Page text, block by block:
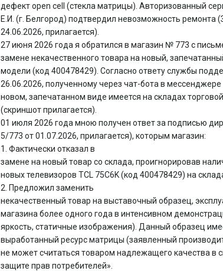
дефект open cell (стекла матрицы). Авторизованный
Е.И. (г. Белгород) подтвердил невозможность ремонта
24.06.2026, прилагается).
27 июня 2026 года я обратился в магазин № 773 с
замене некачественного товара на новый,
модели (код 400478429). Согласно ответу службы
26.06.2026, полученному через чат-бота в
новом, запечатанном виде имеется на складах
(скриншот прилагается).
01 июля 2026 года мною получен ответ за подписью
5/773 от 01.07.2026, прилагается), которым магазин:
1. Фактически отказал в
замене на новый товар со склада, проигнорировав
новых телевизоров TCL 75C6K (код 400478429) на
2. Предложил заменить
некачественный товар на выставочный образец,
магазина более одного года в интенсивном
яркость, статичные изображения). Данный образец
выработанный ресурс матрицы (заявленный
не может считаться товаром надлежащего качества в
защите прав потребителей».